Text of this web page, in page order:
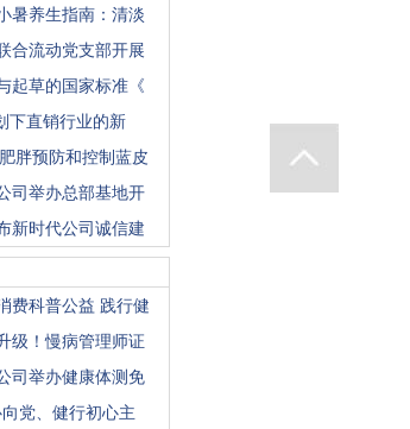
暑养生指南：清淡
合流动党支部开展
起草的国家标准《
下直销行业的新
胖预防和控制蓝皮
司举办总部基地开
新时代公司诚信建
费科普公益 践行健
级！慢病管理师证
司举办健康体测免
党、健行初心主